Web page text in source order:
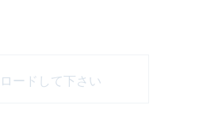
ードして下さい